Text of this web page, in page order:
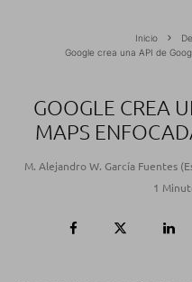
Inicio
Google crea una API de
GOOGLE CREA
MAPS
M. Alejandro W. García Fuentes
1